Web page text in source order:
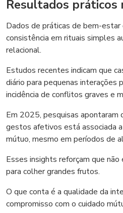
Resultados práticos
Dados de práticas de bem-estar
consistência em rituais simples
relacional.
Estudos recentes indicam que
diário para pequenas interações
incidência de conflitos graves e
Em 2025, pesquisas apontaram
gestos afetivos está associada
mútuo, mesmo em períodos de
Esses insights reforçam que
para colher grandes frutos.
O que conta é a qualidade da
compromisso com o cuidado